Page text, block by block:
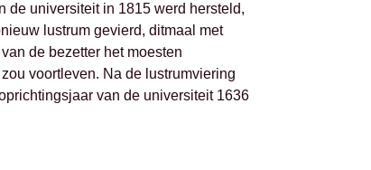
de universiteit in 1815 werd hersteld,
lustrum gevierd, ditmaal met
de bezetter het moesten
voortleven. Na de lustrumviering
van de universiteit 1636